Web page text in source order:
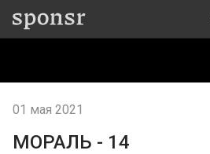
01 мая 2021
МОРАЛЬ - 14